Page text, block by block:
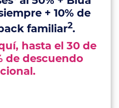
+ 10% de
familiar2.
hasta el 30 de
de descuendo